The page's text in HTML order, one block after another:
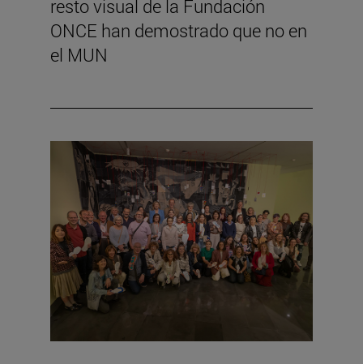
resto visual de la Fundación
ONCE han demostrado que no en
el MUN